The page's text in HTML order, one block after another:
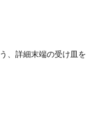
、詳細末端の受け皿を